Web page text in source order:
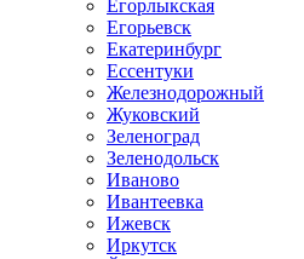
Егорлыкская
Егорьевск
Екатеринбург
Ессентуки
Железнодорожный
Жуковский
Зеленоград
Зеленодольск
Иваново
Ивантеевка
Ижевск
Иркутск